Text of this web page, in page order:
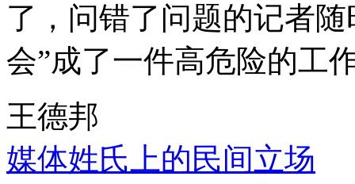
了，问错了问题的记者
会”成了一件高危险的工
王德邦
媒体姓氏上的民间立场